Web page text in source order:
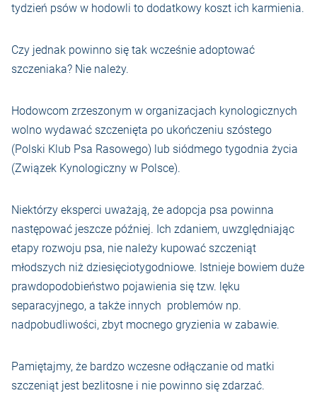
tydzień psów w hodowli to dodatkowy koszt ich karmienia.
Czy jednak powinno się tak wcześnie adoptować
szczeniaka? Nie należy.
Hodowcom zrzeszonym w organizacjach kynologicznych
wolno wydawać szczenięta po ukończeniu szóstego
(Polski Klub Psa Rasowego) lub siódmego tygodnia życia
(Związek Kynologiczny w Polsce).
Niektórzy eksperci uważają, że adopcja psa powinna
następować jeszcze później. Ich zdaniem, uwzględniając
etapy rozwoju psa, nie należy kupować szczeniąt
młodszych niż dziesięciotygodniowe. Istnieje bowiem duże
prawdopodobieństwo pojawienia się tzw. lęku
separacyjnego, a także innych problemów np.
nadpobudliwości, zbyt mocnego gryzienia w zabawie.
Pamiętajmy, że bardzo wczesne odłączanie od matki
szczeniąt jest bezlitosne i nie powinno się zdarzać.